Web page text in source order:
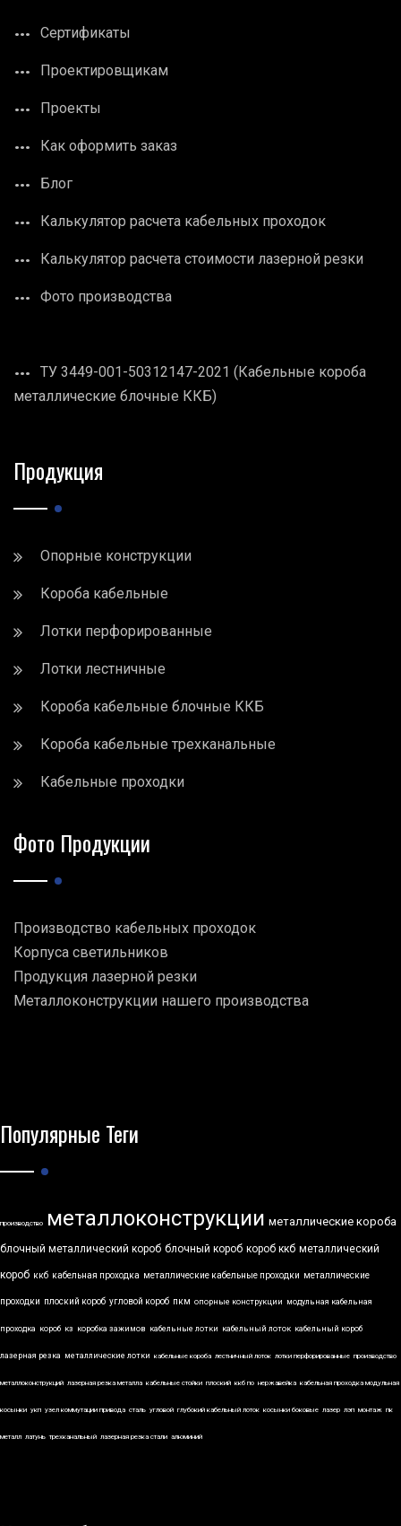
Сертификаты
Проектировщикам
Проекты
Как оформить заказ
Блог
Калькулятор расчета кабельных проходок
Калькулятор расчета стоимости лазерной резки
Фото производства
ТУ 3449-001-50312147-2021 (Кабельные короба
металлические блочные ККБ)
Продукция
Опорные конструкции
Короба кабельные
Лотки перфорированные
Лотки лестничные
Короба кабельные блочные ККБ
Короба кабельные трехканальные
Кабельные проходки
Фото Продукции
Производство кабельных проходок
Корпуса светильников
Продукция лазерной резки
Металлоконструкции нашего производства
Популярные Теги
производство металлоконструкции металлические короба
блочный металлический короб блочный короб короб ккб металлический
короб ккб кабельная проходка металлические кабельные проходки металлические
проходки плоский короб угловой короб пкм опорные конструкции модульная кабельная
проходка короб кз коробка зажимов кабельные лотки кабельный лоток кабельный короб
лазерная резка металлические лотки кабельные короба лестничный лоток лотки перфорированные производство
металлоконструкций лазерная резка металла кабельные стойки плоский ккб по нержавейка кабельная проходка модульная
косынки укп узел коммутации привода сталь угловой глубокий кабельный лоток косынки боковые лазер лэп монтаж пк
металл латунь трехканальный лазерная резка стали алюминий